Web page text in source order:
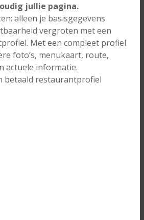
jullie pagina.
alleen je basisgegevens
vergroten met een
Met een compleet profiel
foto’s, menukaart, route,
actuele informatie.
betaald restaurantprofiel